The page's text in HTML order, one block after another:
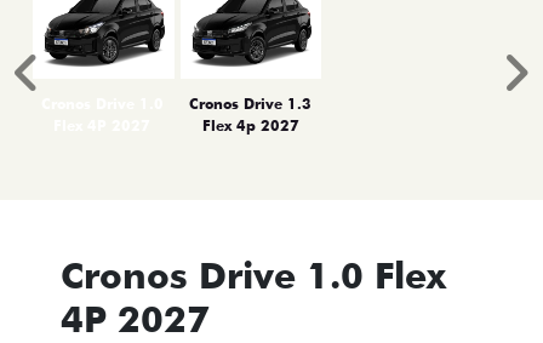
Cronos Drive 1.3
Flex 4p 2027
Anterior
Cronos Drive 1.0 Flex
4P 2027